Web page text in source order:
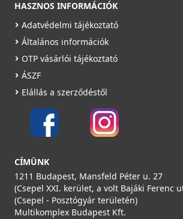
HASZNOS INFORMÁCIÓK
Adatvédelmi tájékoztató
Általános információk
OTP vásárlói tájékoztató
ÁSZF
Elállás a szerződéstől
CÍMÜNK
1211 Budapest, Mansfeld Péter u. 27
(Csepel XXI. kerület, a volt Bajáki Ferenc
(Csepel - Posztógyár területén)
Multikomplex Budapest Kft.